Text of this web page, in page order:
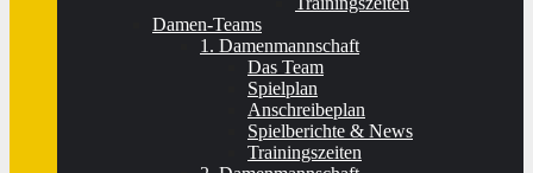
Damen-Teams
1. Damenmannschaft
Das Team
Spielplan
Anschreibeplan
Spielberichte & News
Trainingszeiten